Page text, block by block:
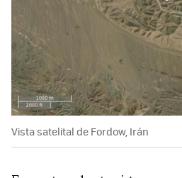
Vista satelital de Fordow, Irán